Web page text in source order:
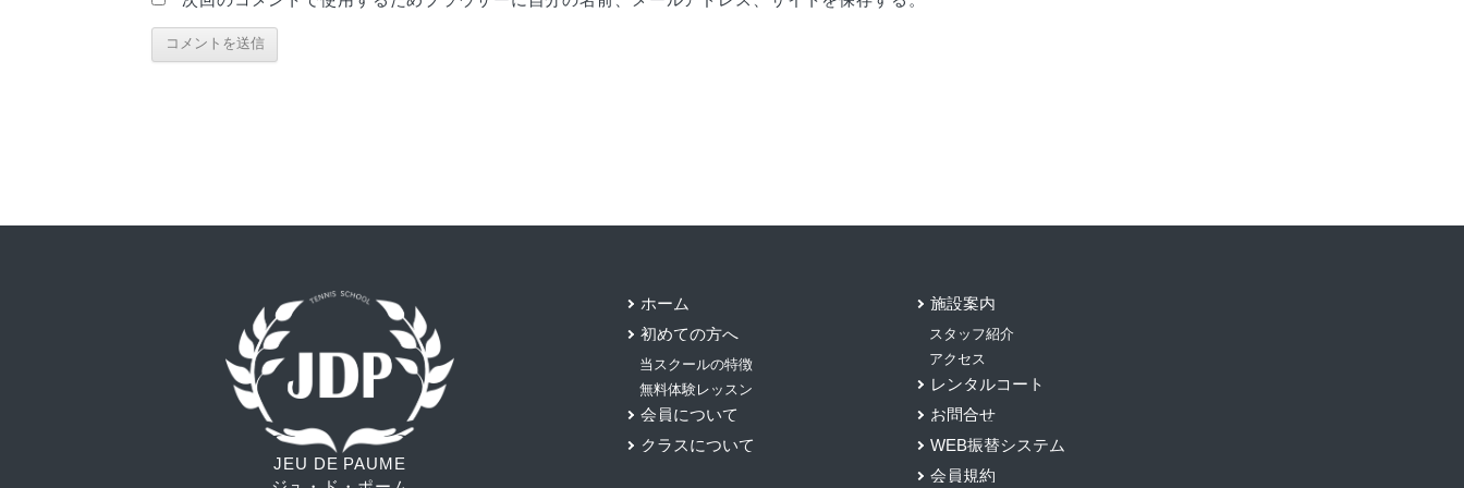
JEU DE PAUME
ホーム
初めての方へ
当スクールの特徴
無料体験レッスン
会員について
クラスについて
施設案内
スタッフ紹介
アクセス
レンタルコート
お問合せ
WEB振替システム
会員規約